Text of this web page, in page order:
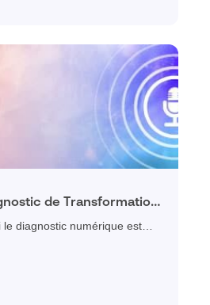
de Transformation :
et réussir sa
le diagnostic numérique est